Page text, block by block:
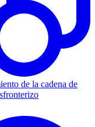
de la cadena de